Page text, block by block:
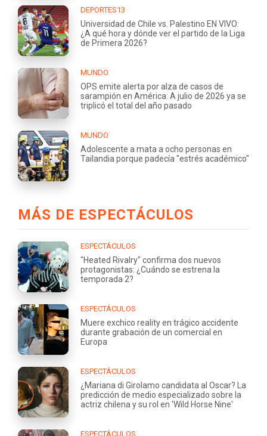
DEPORTES13
Universidad de Chile vs. Palestino EN VIVO:
¿A qué hora y dónde ver el partido de la Liga
de Primera 2026?
MUNDO
OPS emite alerta por alza de casos de
sarampión en América: A julio de 2026 ya se
triplicó el total del año pasado
MUNDO
Adolescente a mata a ocho personas en
Tailandia porque padecía "estrés académico"
MÁS DE ESPECTÁCULOS
ESPECTÁCULOS
"Heated Rivalry" confirma dos nuevos
protagonistas: ¿Cuándo se estrena la
temporada 2?
ESPECTÁCULOS
Muere exchico reality en trágico accidente
durante grabación de un comercial en
Europa
ESPECTÁCULOS
¿Mariana di Girolamo candidata al Oscar? La
predicción de medio especializado sobre la
actriz chilena y su rol en 'Wild Horse Nine'
ESPECTÁCULOS